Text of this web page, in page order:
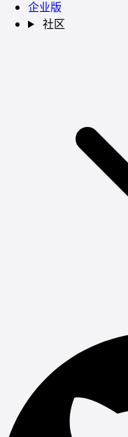
企业版
社区